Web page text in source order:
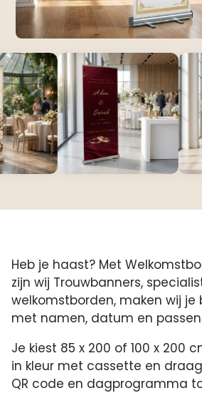
Heb je haast? Met
zijn wij Trouwbanners,
welkomstborden, maken wij
met namen, datum en
Je kiest 85 x 200 of 100 x 200
in kleur met cassette en
QR code en dagprogramma